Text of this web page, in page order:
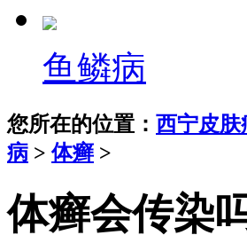
鱼鳞病
您所在的位置： 西宁皮肤
病 >体癣 >
体癣会传染